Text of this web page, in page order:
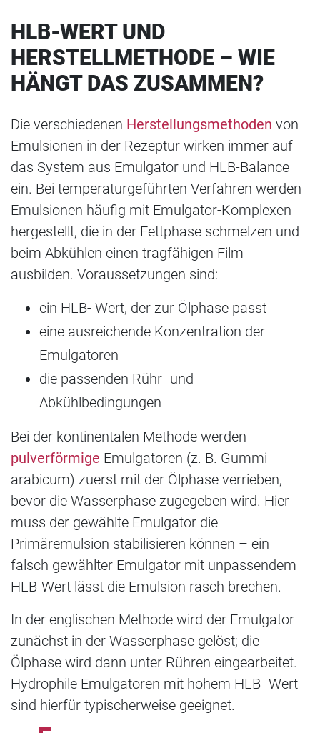
HLB-WERT UND
HERSTELLMETHODE – WIE
HÄNGT DAS ZUSAMMEN?
Die verschiedenen Herstellungsmethoden von
Emulsionen in der Rezeptur wirken immer auf
das System aus Emulgator und HLB-Balance
ein. Bei temperaturgeführten Verfahren werden
Emulsionen häufig mit Emulgator-Komplexen
hergestellt, die in der Fettphase schmelzen und
beim Abkühlen einen tragfähigen Film
ausbilden. Voraussetzungen sind:
ein HLB- Wert, der zur Ölphase passt
eine ausreichende Konzentration der
Emulgatoren
die passenden Rühr- und
Abkühlbedingungen
Bei der kontinentalen Methode werden
pulverförmige Emulgatoren (z. B. Gummi
arabicum) zuerst mit der Ölphase verrieben,
bevor die Wasserphase zugegeben wird. Hier
muss der gewählte Emulgator die
Primäremulsion stabilisieren können – ein
falsch gewählter Emulgator mit unpassendem
HLB-Wert lässt die Emulsion rasch brechen.
In der englischen Methode wird der Emulgator
zunächst in der Wasserphase gelöst; die
Ölphase wird dann unter Rühren eingearbeitet.
Hydrophile Emulgatoren mit hohem HLB- Wert
sind hierfür typischerweise geeignet.